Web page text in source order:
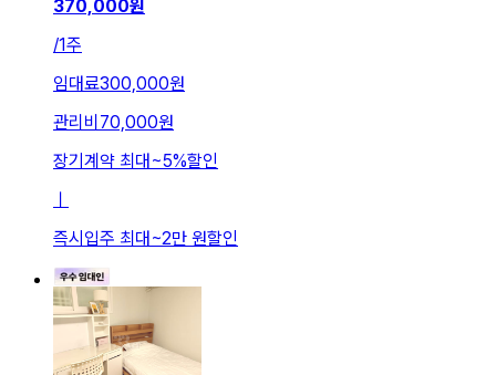
370,000원
/1주
임대료300,000원
관리비 70,000원
장기계약 최대~5%할인
ㅣ
즉시입주 최대~2만 원할인